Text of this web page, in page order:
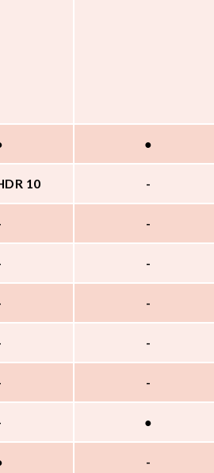
●
10 -
-
-
-
-
-
●
-